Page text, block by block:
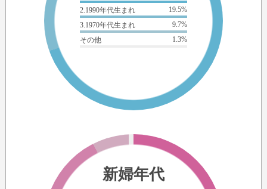
so now and forever
（これからもずっとずっと）
i will leave my love story
（私のラブストーリーを残していくの）
i made a list of thousand reasons
（1000以上並べてみたよ）
to be so in love with you
（私がどれだけ愛しているかは）
（now and forever）
（これからもずっとずっと）
2.1990年代生まれ
19.5%
3.1970年代生まれ
9.7%
その他
1.3%
新婦年代